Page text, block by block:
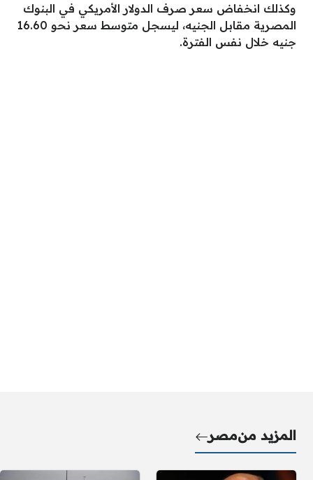
وكذلك انخفاض سعر صرف الدولار الأمريكي في البنوك
المصرية مقابل الجنيه، ليسجل متوسط سعر نحو 16.60
جنيه خلال نفس الفترة.
المزيد منمصر